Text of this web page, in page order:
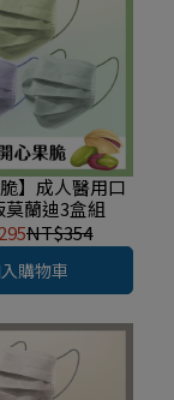
脆】成人醫用口
版莫蘭迪3盒組
NT$354
購物車